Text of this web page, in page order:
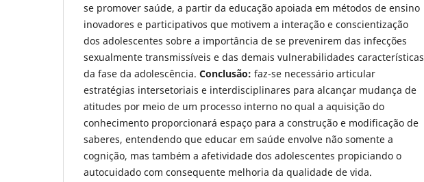
se promover saúde, a partir da educação apoiada em métodos de ensino
inovadores e participativos que motivem a interação e conscientização
dos adolescentes sobre a importância de se prevenirem das infecções
sexualmente transmissíveis e das demais vulnerabilidades características
da fase da adolescência. Conclusão: faz-se necessário articular
estratégias intersetoriais e interdisciplinares para alcançar mudança de
atitudes por meio de um processo interno no qual a aquisição do
conhecimento proporcionará espaço para a construção e modificação de
saberes, entendendo que educar em saúde envolve não somente a
cognição, mas também a afetividade dos adolescentes propiciando o
autocuidado com consequente melhoria da qualidade de vida.